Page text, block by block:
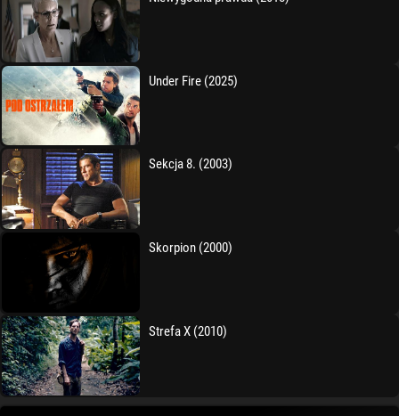
Under Fire (2025)
Sekcja 8. (2003)
Skorpion (2000)
Strefa X (2010)